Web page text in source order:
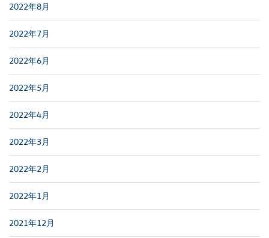
2022年8月
2022年7月
2022年6月
2022年5月
2022年4月
2022年3月
2022年2月
2022年1月
2021年12月